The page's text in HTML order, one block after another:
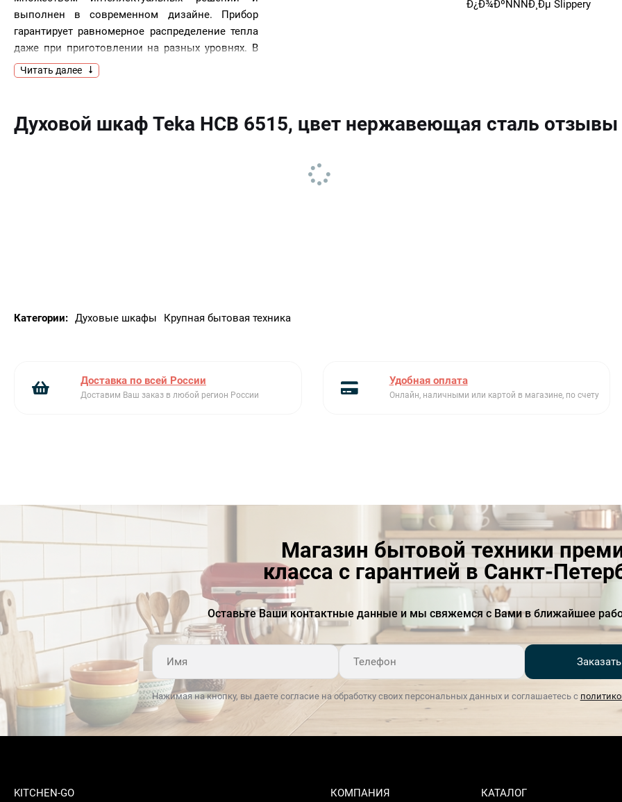
выполнен в современном дизайне. Прибор
гарантирует равномерное распределение тепла
даже при приготовлении на разных уровнях. В
модели предусмотрены 6 режимов нагрева и
очистка Hydroclean ECO, для которой в
воду. Класс энергопотребления A+ даёт
экономию электроэнергии до 20% по
Читать далее
Ð¿Ð¾ÐºÑÑÑÐ¸Ðµ Slippery
Духовой шкаф Teka HCB 6515, цвет нержавеющая сталь отзывы
Категории: Духовые шкафы Крупная бытовая техника
Доставка по всей России
Доставим Ваш заказ в любой регион России
Удобная оплата
Онлайн, наличными или картой в магазине, по счету
Магазин бытовой техники
класса с гарантией в Санкт-
Оставьте Ваши контактные данные и мы свяжемся с Вами в ближайшее
Нажимая на кнопку, вы даете согласие на обработку своих персональных данных и соглашаетесь с
KITCHEN-GO КОМПАНИЯ КАТАЛОГ